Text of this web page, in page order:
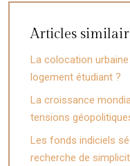
Articles
La colocation
logement étudiant ?
La croissance
tensions
Les fonds indiciels
recherche de